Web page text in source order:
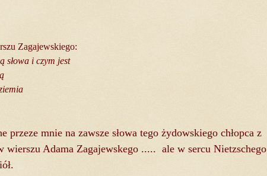
Zagajewskiego:
słowa i czym jest
przeze mnie na zawsze słowa tego żydowskiego chłopca z
wierszu Adama Zagajewskego ..... ale w sercu Nietzschego